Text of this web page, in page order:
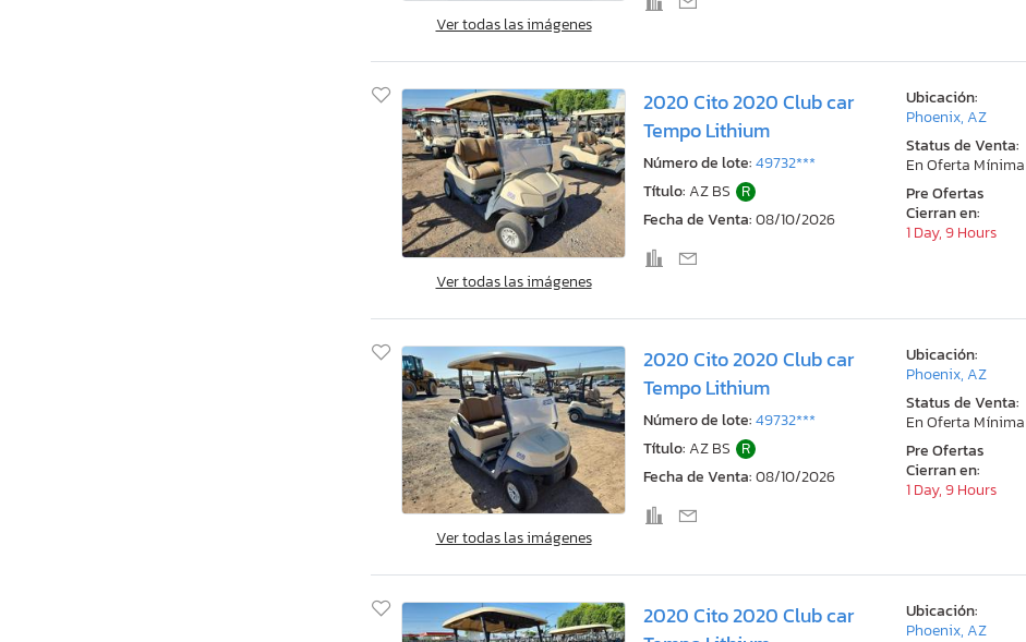
Ver todas las imágenes
Ver todas las imágenes
2020 Cito 2020 Club car
Tempo Lithium
Número de lote:49732***
Título: AZ BS R
Fecha de Venta:08/10/2026
Ubicación:
Phoenix, AZ
Status de Venta:
En Oferta Mínima
Pre Ofertas
Cierran en:
1 Day, 9 Hours
Ver todas las imágenes
2020 Cito 2020 Club car
Tempo Lithium
Número de lote:49732***
Título: AZ BS R
Fecha de Venta:08/10/2026
Ubicación:
Phoenix, AZ
Status de Venta:
En Oferta Mínima
Pre Ofertas
Cierran en:
1 Day, 9 Hours
2020 Cito 2020 Club car
Ubicación:
Phoenix, AZ